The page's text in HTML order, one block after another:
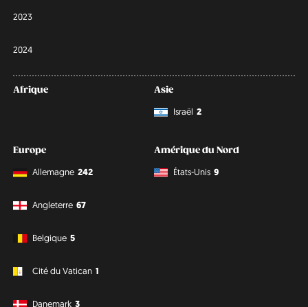
2023
2024
Afrique
Asie
Israël 2
Europe
Allemagne 242
Angleterre 67
Belgique 5
Cité du Vatican 1
Danemark 3
Amérique du Nord
États-Unis 9